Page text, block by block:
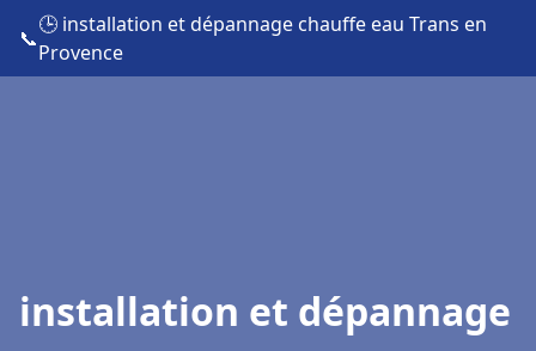
📞
🕒 installation et dépannage chauffe eau Trans en
Provence
installation et dépannage